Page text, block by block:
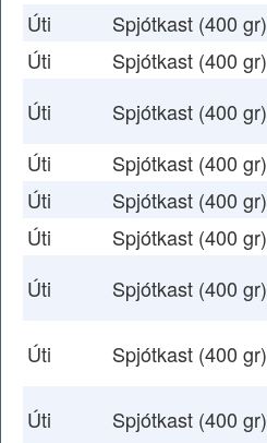
Úti
Spjótkast (400 gr)
Úti
Spjótkast (400 gr)
Úti
Spjótkast (400 gr)
Úti
Spjótkast (400 gr)
Úti
Spjótkast (400 gr)
Úti
Spjótkast (400 gr)
Úti
Spjótkast (400 gr)
Úti Spjótkast (400 gr)
Úti Spjótkast (400 gr)